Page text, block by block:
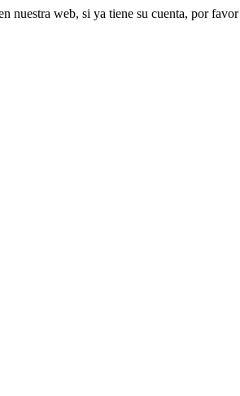
nuestra web, si ya tiene su cuenta, por favor